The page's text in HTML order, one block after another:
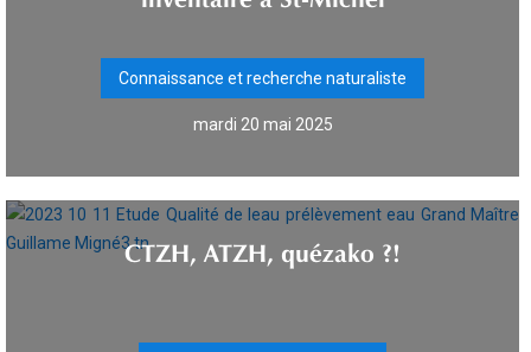
Connaissance et recherche naturaliste
mardi 20 mai 2025
CTZH, ATZH, quézako ?!